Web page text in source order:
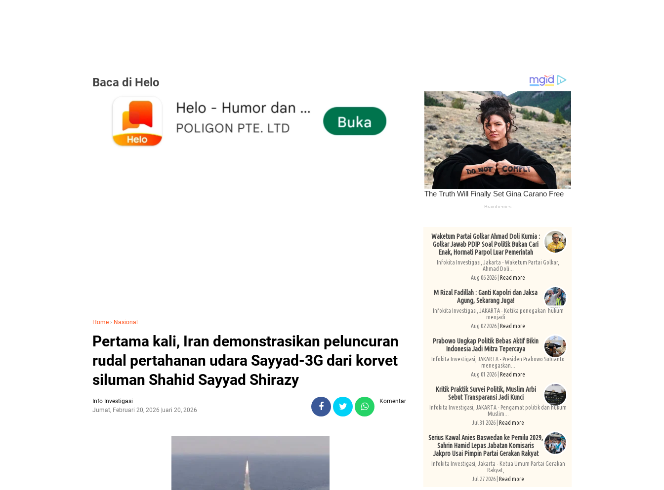
Baca di Helo
Home › Nasional
Pertama kali, Iran demonstrasikan peluncuran
rudal pertahanan udara Sayyad-3G dari korvet
siluman Shahid Sayyad Shirazy
Info Investigasi
Jumat, Februari 20, 2026Februari 20, 2026
Komentar
Waketum Partai Golkar Ahmad Doli Kurnia :
Golkar Jawab PDIP Soal Politik Bukan Cari
Enak, Hormati Parpol Luar Pemerintah
Infokita Investigasi, Jakarta - Waketum Partai Golkar,
Ahmad Doli...
Aug 06 2026 | Read more
M Rizal Fadillah : Ganti Kapolri dan Jaksa
Agung, Sekarang Juga!
Infokita Investigasi, JAKARTA - Ketika penegakan hukum
menjadi...
Aug 02 2026 | Read more
Prabowo Ungkap Politik Bebas Aktif Bikin
Indonesia Jadi Mitra Tepercaya
Infokita Investigasi, JAKARTA - Presiden Prabowo Subianto
menegaskan...
Aug 01 2026 | Read more
Kritik Praktik Survei Politik, Muslim Arbi
Sebut Transparansi Jadi Kunci
Infokita Investigasi, JAKARTA - Pengamat politik dan hukum
Muslim...
Jul 31 2026 | Read more
Serius Kawal Anies Baswedan ke Pemilu 2029,
Sahrin Hamid Lepas Jabatan Komisaris
Jakpro Usai Pimpin Partai Gerakan Rakyat
Infokita Investigasi, Jakarta - Ketua Umum Partai Gerakan
Rakyat,...
Jul 27 2026 | Read more